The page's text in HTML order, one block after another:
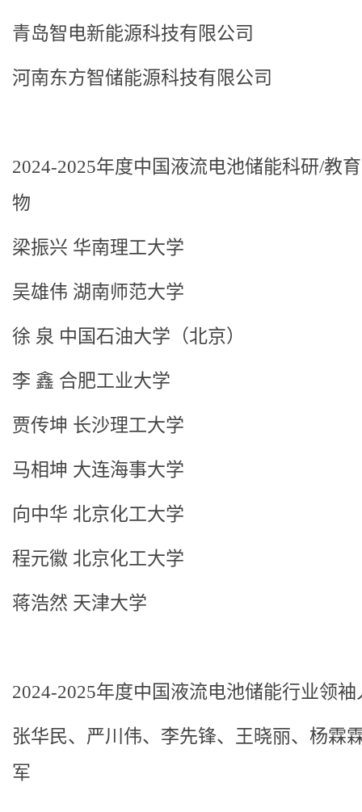
青岛智电新能源科技有限公司
河南东方智储能源科技有限公司
2024-2025年度中国液流电池储能科研/教
物
梁振兴 华南理工大学
吴雄伟 湖南师范大学
徐 泉 中国石油大学（北京）
李 鑫 合肥工业大学
贾传坤 长沙理工大学
马相坤 大连海事大学
向中华 北京化工大学
程元徽 北京化工大学
蒋浩然 天津大学
2024-2025年度中国液流电池储能行业领袖
张华民、严川伟、李先锋、王晓丽、杨霖
军